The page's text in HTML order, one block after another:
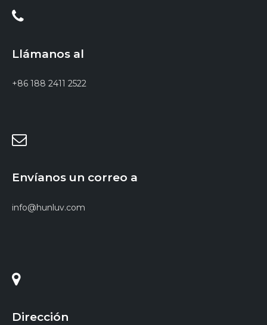
Llámanos al
+86 188 2411 2522
Envíanos un correo a
info@hunluv.com
Dirección